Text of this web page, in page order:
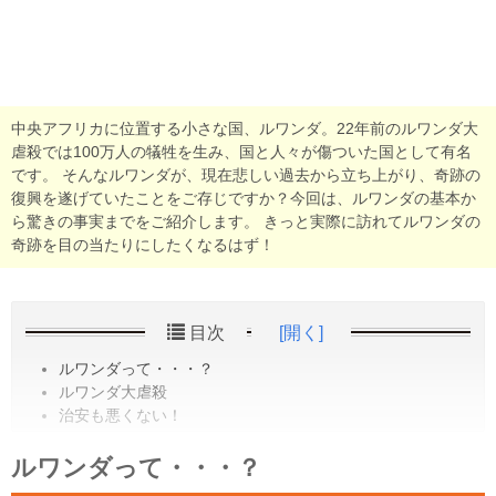
中央アフリカに位置する小さな国、ルワンダ。22年前のルワンダ大
虐殺では100万人の犠牲を生み、国と人々が傷ついた国として有名
です。 そんなルワンダが、現在悲しい過去から立ち上がり、奇跡の
復興を遂げていたことをご存じですか？今回は、ルワンダの基本か
ら驚きの事実までをご紹介します。 きっと実際に訪れてルワンダの
奇跡を目の当たりにしたくなるはず！
目次 [開く]
ルワンダって・・・？
ルワンダ大虐殺
治安も悪くない！
ルワンダって・・・？